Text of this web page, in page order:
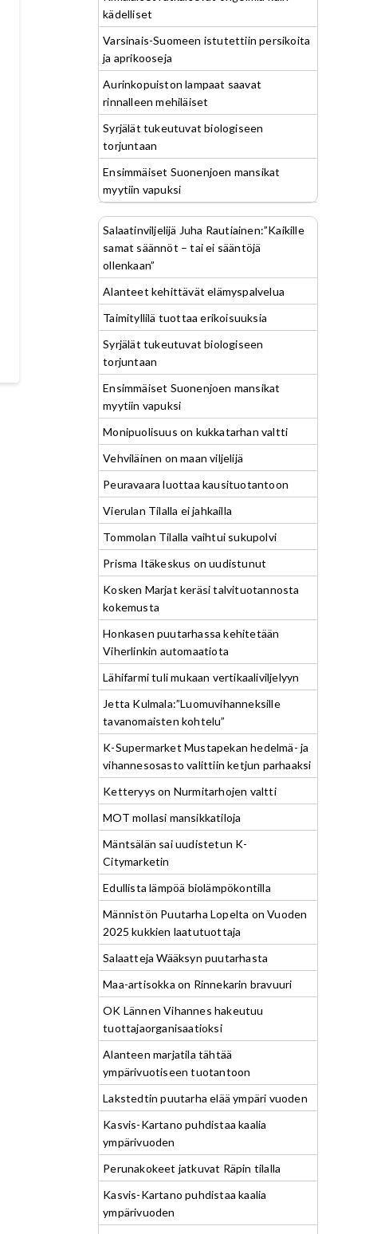
kädelliset
Varsinais-Suomeen istutettiin persikoita
ja aprikooseja
Aurinkopuiston lampaat saavat
rinnalleen mehiläiset
Syrjälät tukeutuvat biologiseen
torjuntaan
Ensimmäiset Suonenjoen mansikat
myytiin vapuksi
Salaatinviljelijä Juha Rautiainen:”Kaikille
samat säännöt – tai ei sääntöjä
ollenkaan”
Alanteet kehittävät elämyspalvelua
Taimityllilä tuottaa erikoisuuksia
Syrjälät tukeutuvat biologiseen
torjuntaan
Ensimmäiset Suonenjoen mansikat
myytiin vapuksi
Monipuolisuus on kukkatarhan valtti
Vehviläinen on maan viljelijä
Peuravaara luottaa kausituotantoon
Vierulan Tilalla ei jahkailla
Tommolan Tilalla vaihtui sukupolvi
Prisma Itäkeskus on uudistunut
Kosken Marjat keräsi talvituotannosta
kokemusta
Honkasen puutarhassa kehitetään
Viherlinkin automaatiota
Lähifarmi tuli mukaan vertikaaliviljelyyn
Jetta Kulmala:”Luomuvihanneksille
tavanomaisten kohtelu”
K-Supermarket Mustapekan hedelmä- ja
vihannesosasto valittiin ketjun parhaaksi
Ketteryys on Nurmitarhojen valtti
MOT mollasi mansikkatiloja
Mäntsälän sai uudistetun K-
Citymarketin
Edullista lämpöä biolämpökontilla
Männistön Puutarha Lopelta on Vuoden
2025 kukkien laatutuottaja
Salaatteja Wääksyn puutarhasta
Maa-artisokka on Rinnekarin bravuuri
OK Lännen Vihannes hakeutuu
tuottajaorganisaatioksi
Alanteen marjatila tähtää
ympärivuotiseen tuotantoon
Lakstedtin puutarha elää ympäri vuoden
Kasvis-Kartano puhdistaa kaalia
ympärivuoden
Perunakokeet jatkuvat Räpin tilalla
Kasvis-Kartano puhdistaa kaalia
ympärivuoden